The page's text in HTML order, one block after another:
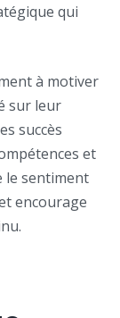
qui
à motiver
sur leur
succès
et
le sentiment
encourage